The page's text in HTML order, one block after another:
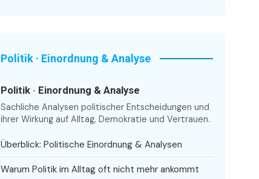
Politik · Einordnung & Analyse
Politik · Einordnung & Analyse
Sachliche Analysen politischer Entscheidungen und
ihrer Wirkung auf Alltag, Demokratie und Vertrauen.
Überblick: Politische Einordnung & Analysen
Warum Politik im Alltag oft nicht mehr ankommt